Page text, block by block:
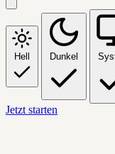
Hell Dunkel
Jetzt starten